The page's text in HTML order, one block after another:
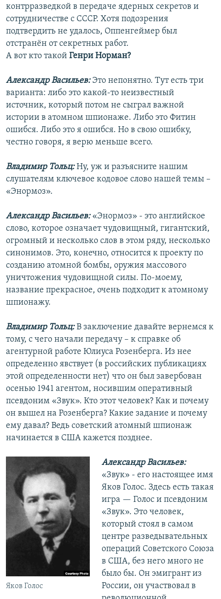
контрразведкой в передаче ядерных секретов и
сотрудничестве с СССР. Хотя подозрения
подтвердить не удалось, Оппенгеймер был
отстранён от секретных работ.
А вот кто такой Генри Норман?
Александр Васильев: Это непонятно. Тут есть три
варианта: либо это какой-то неизвестный
источник, который потом не сыграл важной
истории в атомном шпионаже. Либо это Фитин
ошибся. Либо это я ошибся. Но в свою ошибку,
честно говоря, я верю меньше всего.
Владимир Тольц:Ну, уж и разъясните нашим
слушателям ключевое кодовое слово нашей темы –
«Энормоз».
Александр Васильев: «Энормоз» - это английское
слово, которое означает чудовищный, гигантский,
огромный и несколько слов в этом ряду, несколько
синонимов. Это, конечно, относится к проекту по
созданию атомной бомбы, оружия массового
уничтожения чудовищной силы. По-моему,
название прекрасное, очень подходит к атомному
шпионажу.
Владимир Тольц:В заключение давайте вернемся к
тому, с чего начали передачу – к справке об
агентурной работе Юлиуса Розенберга. Из нее
определенно явствует (в российских публикациях
этой определенности нет) что он был завербован
осенью 1941 агентом, носившим оперативный
псевдоним «Звук». Кто этот человек? Как и почему
он вышел на Розенберга? Какие задание и почему
ему давал? Ведь советский атомный шпионаж
начинается в США кажется позднее.
Яков Голос
Александр Васильев:
«Звук» - его настоящее имя
Яков Голос. Здесь есть такая
игра — Голос и псевдоним
«Звук». Это человек,
который стоял в самом
центре разведывательных
операций Советского Союза
в США, без него много не
было бы. Он эмигрант из
России, он участвовал в